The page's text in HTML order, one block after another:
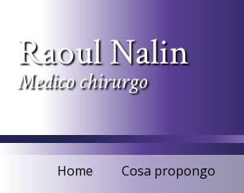
Raoul Nalin
Medico chirurgo
Home Cosa propongo